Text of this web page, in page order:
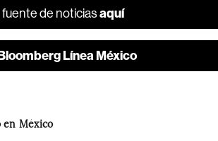
fuente de noticiasaquí
Línea México
en México